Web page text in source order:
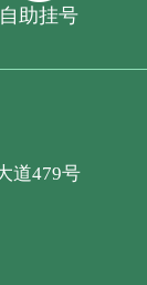
自助挂号
道479号